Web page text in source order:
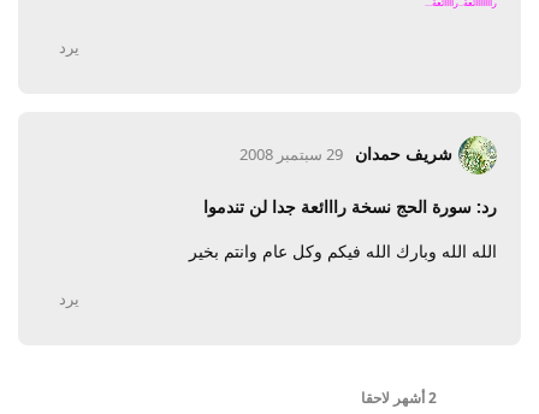
يرد
شريف حمدان 29 سبتمبر 2008
رد: سورة الحج نسخة رااائعة جدا لن تندموا
الله الله وبارك الله فيكم وكل عام وانتم بخير
يرد
2 أشهر لاحقا